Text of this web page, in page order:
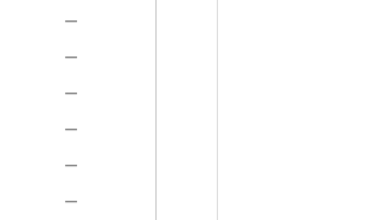
－
－
－
－
－
－